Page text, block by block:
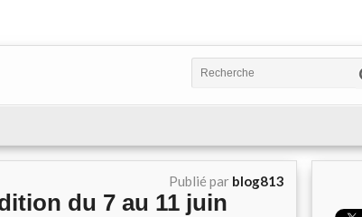
Publié par blog813
du 7 au 11 juin